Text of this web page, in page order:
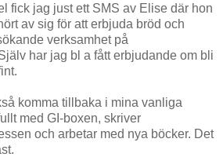
fick jag just ett SMS av Elise där hon
av sig för att erbjuda bröd och
verksamhet på
har jag bl a fått erbjudande om bli
komma tillbaka i mina vanliga
med GI-boxen, skriver
och arbetar med nya böcker. Det